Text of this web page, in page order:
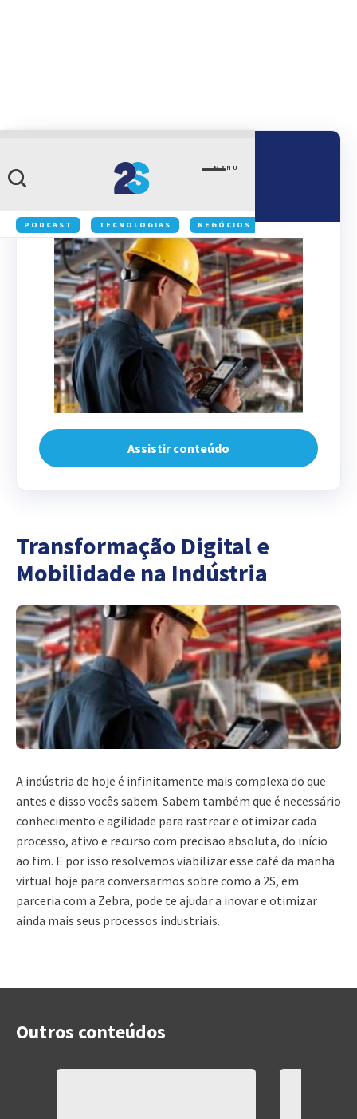
MENU
PODCAST TECNOLOGIAS NEGÓCIOS INOVAÇÃO
Transformação Digital e
Mobilidade na Indústria
A indústria de hoje é infinitamente mais complexa do que
antes e disso vocês sabem. Sabem também que é necessário
conhecimento e agilidade para rastrear e otimizar cada
processo, ativo e recurso com precisão absoluta, do início
ao fim. E por isso resolvemos viabilizar esse café da manhã
virtual hoje para conversarmos sobre como a 2S, em
parceria com a Zebra, pode te ajudar a inovar e otimizar
ainda mais seus processos industriais.
Assista ao conteúdo
Acesse o vídeo completo no YouTube.
Assistir conteúdo
Outros conteúdos